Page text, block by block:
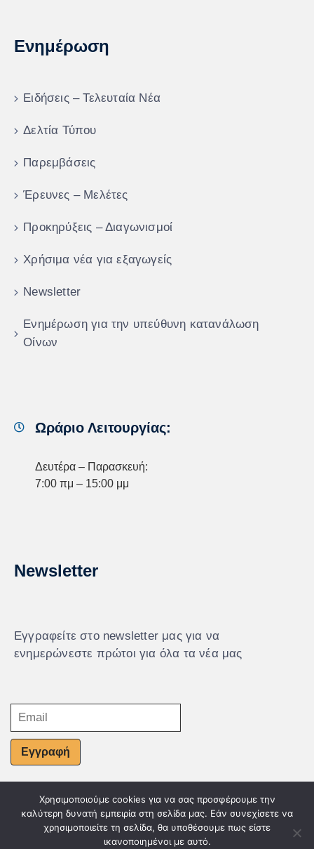
Ενημέρωση
Ειδήσεις – Τελευταία Νέα
Δελτία Τύπου
Παρεμβάσεις
Έρευνες – Μελέτες
Προκηρύξεις – Διαγωνισμοί
Χρήσιμα νέα για εξαγωγείς
Newsletter
Ενημέρωση για την υπεύθυνη κατανάλωση
Οίνων
Ωράριο Λειτουργίας:
Δευτέρα – Παρασκευή:
7:00 πμ – 15:00 μμ
Newsletter
Εγγραφείτε στο newsletter μας για να
ενημερώνεστε πρώτοι για όλα τα νέα μας
Εγγραφή
© Powered by Knowledge AE
Χρησιμοποιούμε cookies για να σας προσφέρουμε την
καλύτερη δυνατή εμπειρία στη σελίδα μας. Εάν συνεχίσετε να
χρησιμοποιείτε τη σελίδα, θα υποθέσουμε πως είστε
ικανοποιημένοι με αυτό.